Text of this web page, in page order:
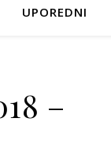
UPOREDNI
–